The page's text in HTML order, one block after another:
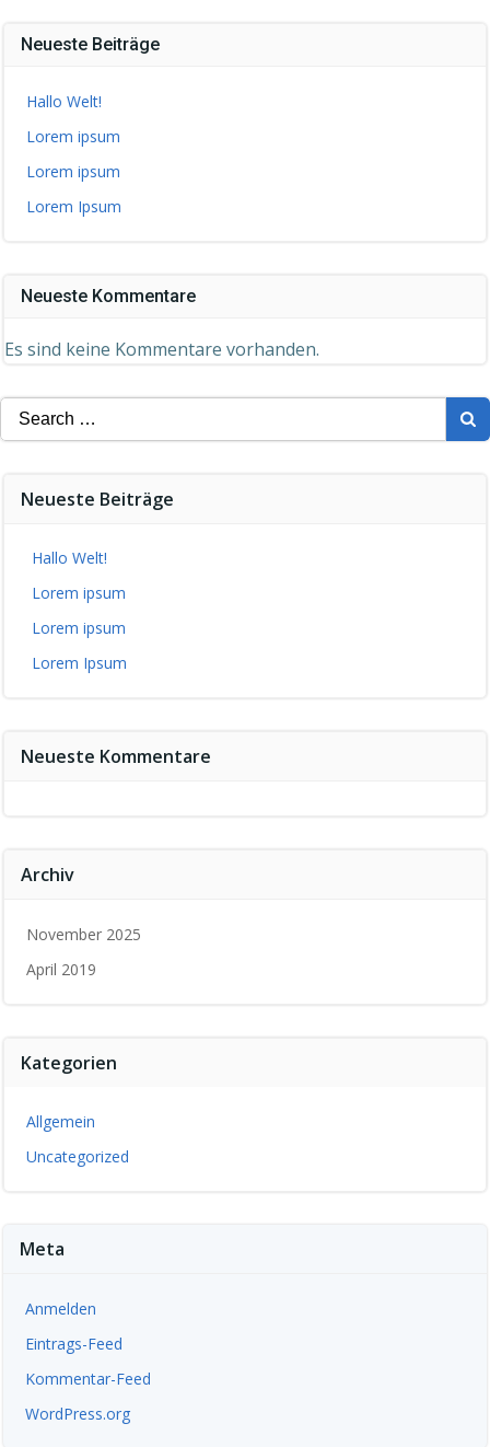
Neueste Beiträge
Hallo Welt!
Lorem ipsum
Lorem ipsum
Lorem Ipsum
Neueste Kommentare
Es sind keine Kommentare vorhanden.
Search
for:
Neueste Beiträge
Hallo Welt!
Lorem ipsum
Lorem ipsum
Lorem Ipsum
Neueste Kommentare
Archiv
November 2025
April 2019
Kategorien
Allgemein
Uncategorized
Meta
Anmelden
Eintrags-Feed
Kommentar-Feed
WordPress.org